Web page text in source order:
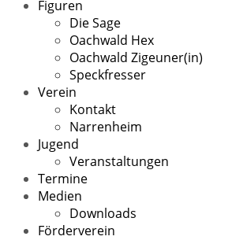
Figuren
Die Sage
Oachwald Hex
Oachwald Zigeuner(in)
Speckfresser
Verein
Kontakt
Narrenheim
Jugend
Veranstaltungen
Termine
Medien
Downloads
Förderverein